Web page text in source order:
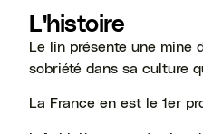
L'histoire
Le lin présente une mine
sobriété dans sa culture
La France en est le 1er